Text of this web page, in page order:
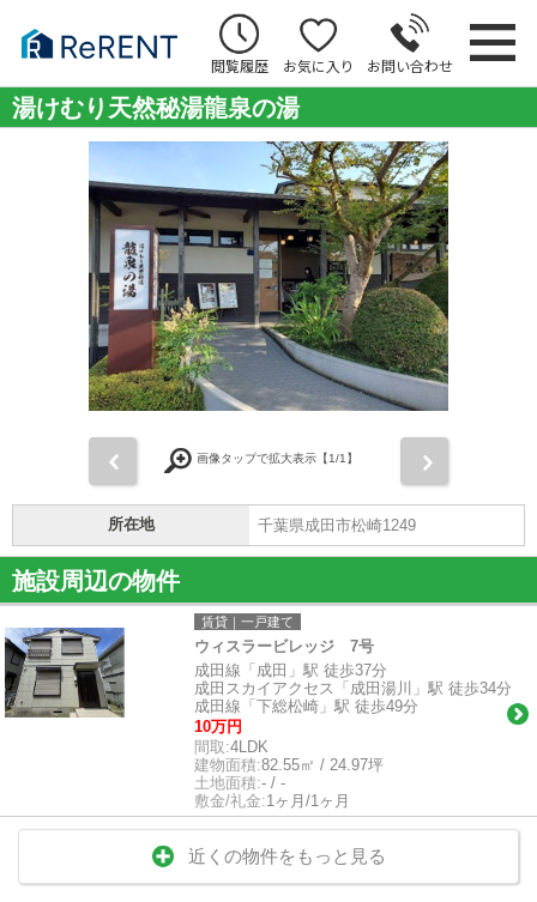
閲覧履歴 お気に入り お問い合わせ
湯けむり天然秘湯龍泉の湯
画像タップで拡大表示【1/1】
所在地 千葉県成田市松崎1249
施設周辺の物件
賃貸｜一戸建て
ウィスラービレッジ 7号
成田線「成田」駅 徒歩37分
成田スカイアクセス「成田湯川」駅 徒歩34分
成田線「下総松崎」駅 徒歩49分
10万円
間取:4LDK
建物面積:82.55㎡ / 24.97坪
土地面積:- / -
敷金/礼金:1ヶ月/1ヶ月
近くの物件をもっと見る